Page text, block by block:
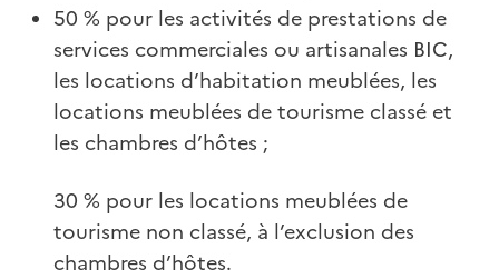
50 % pour les activités de prestations de
services commerciales ou artisanales BIC,
les locations d’habitation meublées, les
locations meublées de tourisme classé et
les chambres d’hôtes ;
30 % pour les locations meublées de
tourisme non classé, à l’exclusion des
chambres d’hôtes.